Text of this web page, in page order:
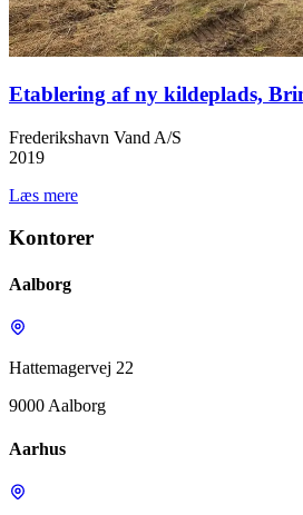
Etablering af ny kildeplads,
Frederikshavn Vand A/S
2019
Læs mere
Kontorer
Aalborg
Hattemagervej 22
9000 Aalborg
Aarhus